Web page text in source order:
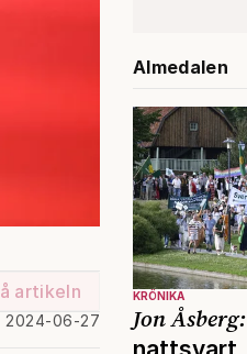
artikeln
2024-06-27
Almedalen
KRÖNIKA
Jon Åsberg: